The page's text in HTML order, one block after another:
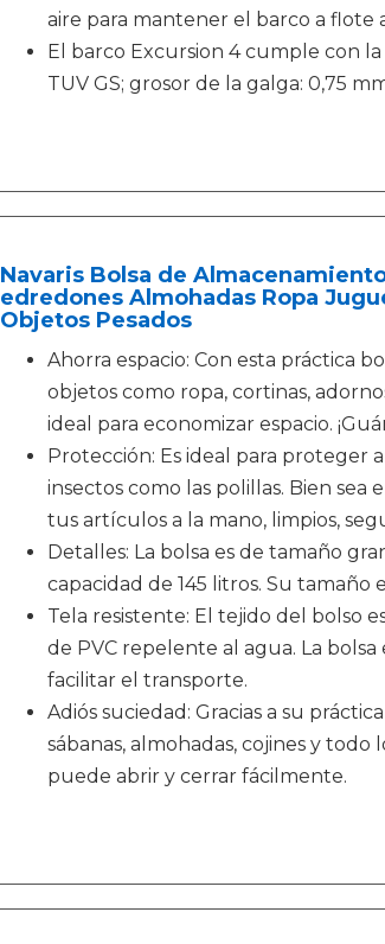
aire para mantener el barco a flote
El barco Excursion 4 cumple con
TUV GS; grosor de la galga: 0,75
Navaris Bolsa de
edredones Almohadas Ropa
Objetos Pesados
Ahorra espacio: Con esta práctica
objetos como ropa, cortinas,
ideal para economizar espacio.
Protección: Es ideal para proteger
insectos como las polillas. Bien sea
tus artículos a la mano, limpios,
Detalles: La bolsa es de tamaño
capacidad de 145 litros. Su tamaño
Tela resistente: El tejido del bolso
de PVC repelente al agua. La
facilitar el transporte.
Adiós suciedad: Gracias a su
sábanas, almohadas, cojines y
puede abrir y cerrar fácilmente.